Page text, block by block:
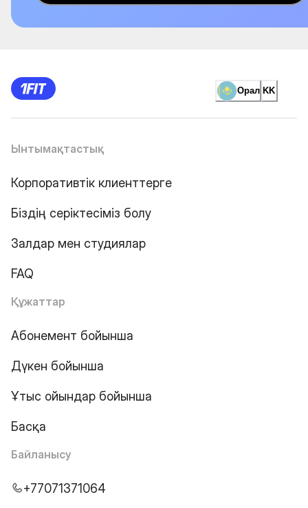
Орал KK
Ынтымақтастық
Корпоративтік клиенттерге
Біздің серіктесіміз болу
Залдар мен студиялар
FAQ
Құжаттар
Абонемент бойынша
Дүкен бойынша
Ұтыс ойындар бойынша
Басқа
Байланысу
+77071371064